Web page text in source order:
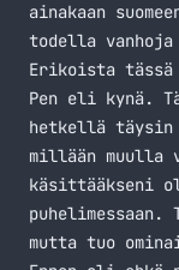
ainakaan
todella
Erikoista tässä
Pen eli kynä.
hetkellä
millään muulla
käsittääkseni
mutta tuo